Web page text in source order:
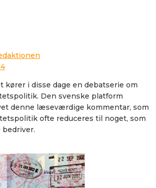
kører i disse dage en debatserie om
Den svenske platform
denne læseværdige kommentar, som
ofte reduceres til noget, som